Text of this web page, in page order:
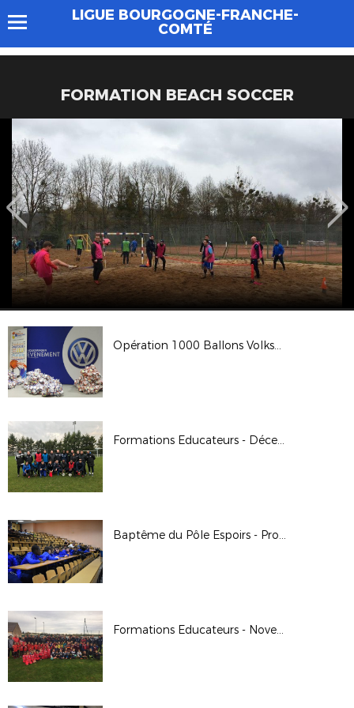
LIGUE BOURGOGNE-FRANCHE-
COMTÉ
FORMATION BEACH SOCCER
Opération 1000 Ballons Volkswagen - Espace 3000 Besançon
Formations Educateurs - Décembre 2018
Baptême du Pôle Espoirs - Promotion 13
Formations Educateurs - Novembre 2018